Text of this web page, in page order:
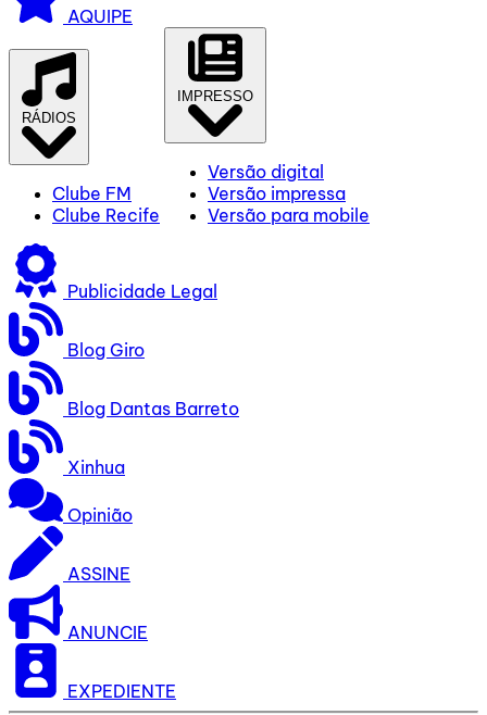
AQUIPE
RÁDIOS
Clube FM
Clube Recife
IMPRESSO
Versão digital
Versão impressa
Versão para mobile
Publicidade Legal
Blog Giro
Blog Dantas Barreto
Xinhua
Opinião
ASSINE
ANUNCIE
EXPEDIENTE